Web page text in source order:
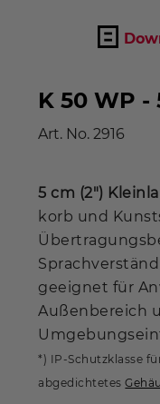
K 50 WP -
Art. No. 2916
5 cm (2")
korb und
geeignet für
Außenbereich
*) IP-Schutzklasse
abgedichtetes